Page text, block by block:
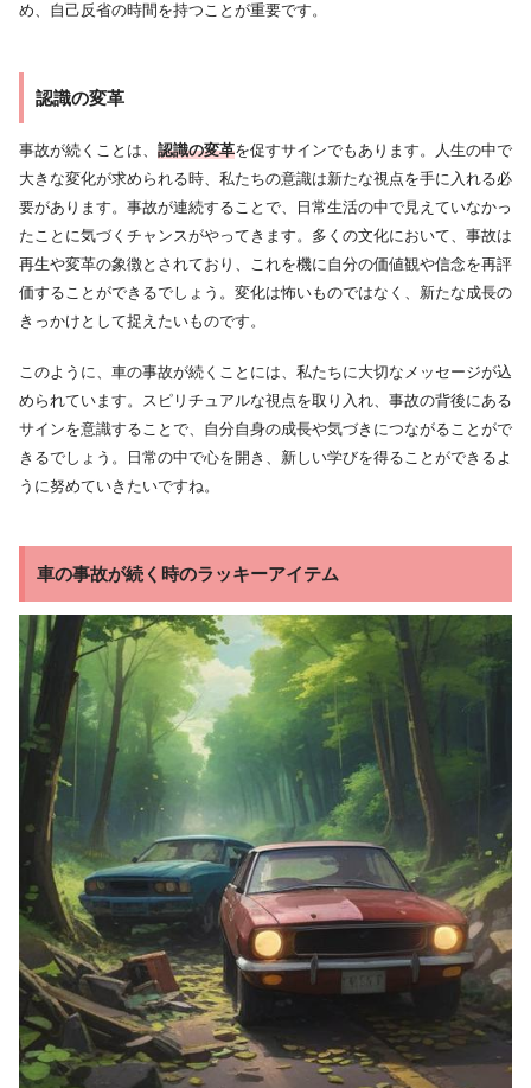
め、自己反省の時間を持つことが重要です。
認識の変革
事故が続くことは、 認識の変革を促すサインでもあります。人生の中で
大きな変化が求められる時、私たちの意識は新たな視点を手に入れる必
要があります。事故が連続することで、日常生活の中で見えていなかっ
たことに気づくチャンスがやってきます。多くの文化において、事故は
再生や変革の象徴とされており、これを機に自分の価値観や信念を再評
価することができるでしょう。変化は怖いものではなく、新たな成長の
きっかけとして捉えたいものです。
このように、車の事故が続くことには、私たちに大切なメッセージが込
められています。スピリチュアルな視点を取り入れ、事故の背後にある
サインを意識することで、自分自身の成長や気づきにつながることがで
きるでしょう。日常の中で心を開き、新しい学びを得ることができるよ
うに努めていきたいですね。
車の事故が続く時のラッキーアイテム